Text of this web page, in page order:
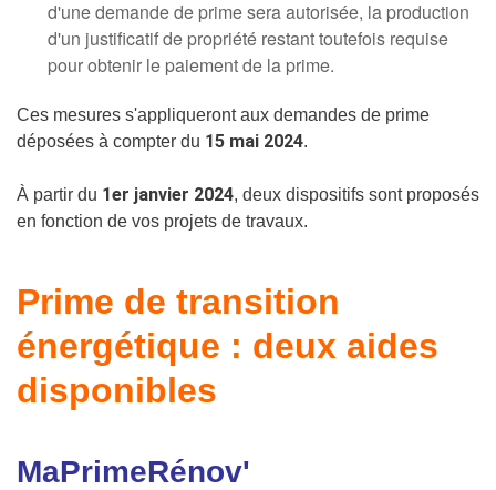
d'une demande de prime sera autorisée, la production
d'un justificatif de propriété restant toutefois requise
pour obtenir le paiement de la prime.
Ces mesures s'appliqueront aux demandes de prime
déposées à compter du 15 mai 2024.
À partir du 1er janvier 2024, deux dispositifs sont proposés
en fonction de vos projets de travaux.
Prime de transition
énergétique : deux aides
disponibles
MaPrimeRénov'